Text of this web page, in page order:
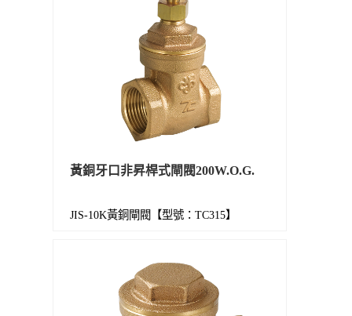
黃銅牙口非昇桿式閘閥200W.O.G.
JIS-10K黃銅閘閥【型號：TC315】